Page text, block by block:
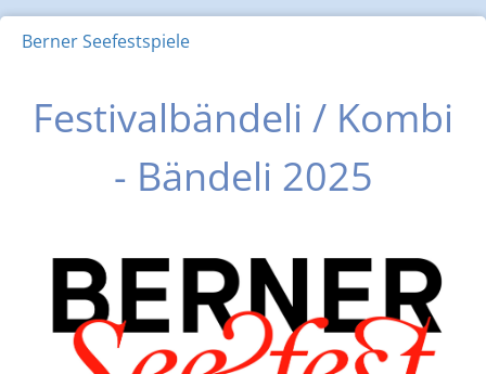
Berner Seefestspiele
Festivalbändeli / Kombi
- Bändeli 2025